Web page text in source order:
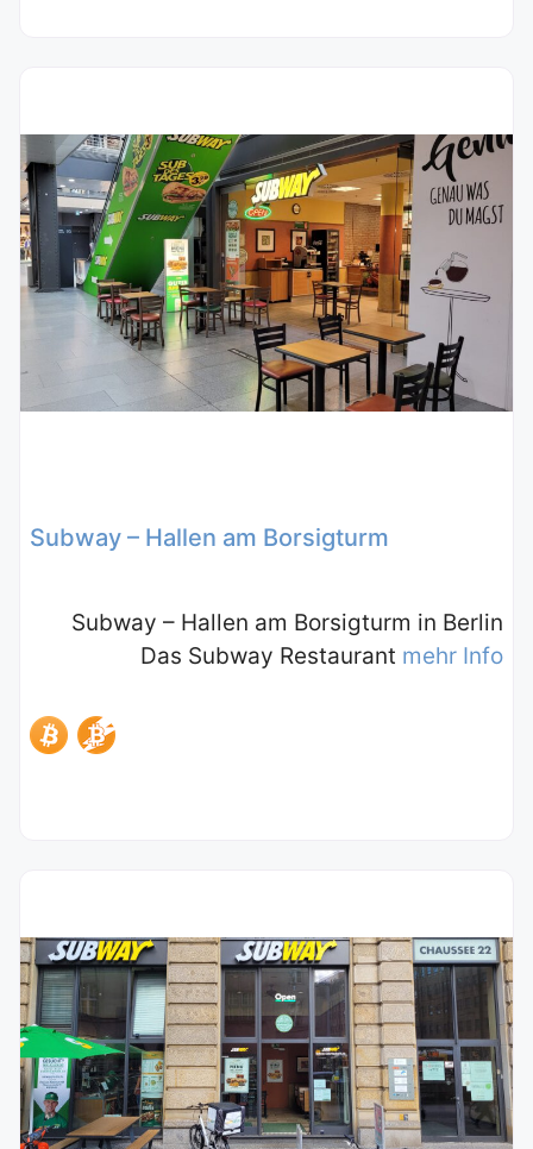
Subway – Hallen am Borsigturm
Subway – Hallen am Borsigturm in Berlin
Das Subway Restaurant mehr Info